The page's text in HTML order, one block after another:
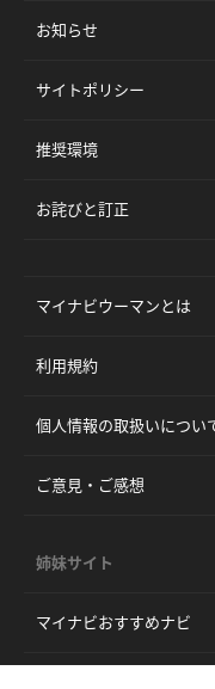
お知らせ
サイトポリシー
推奨環境
お詫びと訂正
マイナビウーマンとは
利用規約
個人情報の取扱いについ
ご意見・ご感想
姉妹サイト
マイナビおすすめナビ